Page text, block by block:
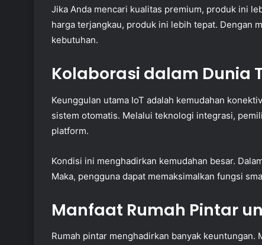
Jika Anda mencari kualitas premium, produk ini
harga terjangkau, produk ini lebih tepat. Dengan
kebutuhan.
Kolaborasi dalam Dunia
Keunggulan utama IoT adalah kemudahan
sistem otomatis. Melalui teknologi integrasi,
platform.
Kondisi ini menghadirkan kemudahan besar.
Maka, pengguna dapat memaksimalkan fungsi
Manfaat Rumah Pintar
Rumah pintar menghadirkan banyak